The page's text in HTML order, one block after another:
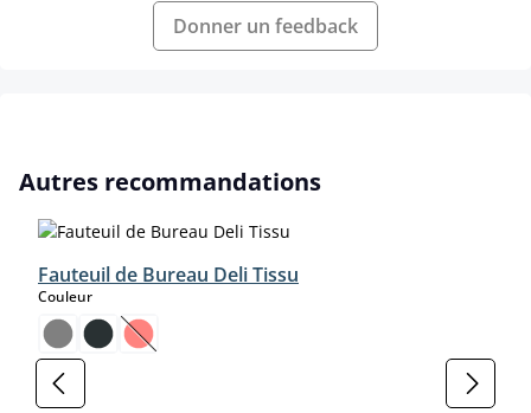
Donner un feedback
Ignorer la galerie de produits
Autres recommandations
Fauteuil de Bureau Deli Tissu
Couleurselect
(Cette option n'est pas disponible pour le moment.)